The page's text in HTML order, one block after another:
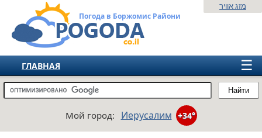
Погода в Боржомис Райони
Найти
מזג אוויר
☰
ГЛАВНАЯ
ИЗРАИЛЬ
ЕВРОПА
Мой город: Иерусалим +34°